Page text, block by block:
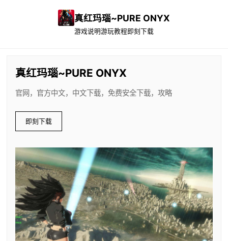
真红玛瑙~PURE ONYX
游戏说明游玩教程 即刻下载
真红玛瑙~PURE ONYX
官网，官方中文，中文下载，免费安全下载，攻略
即刻下载